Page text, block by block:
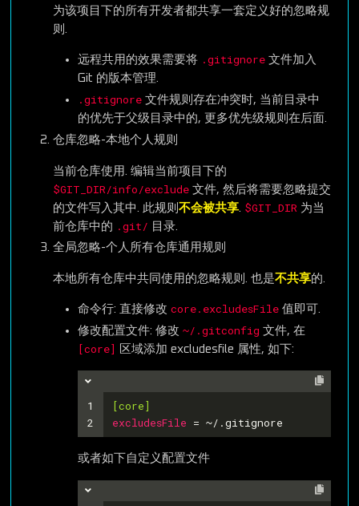
为该项目下的所有开发者都共享一套定义好的忽略规
则.
远程共用的效果需要将 .gitignore文件加入
Git 的版本管理.
.gitignore文件规则存在冲突时, 当前目录中
的优先于父级目录中的, 更多优先级规则在后面.
仓库忽略-本地个人规则
当前仓库使用. 编辑当前项目下的
$GIT_DIR/info/exclude文件, 然后将需要忽略提交
的文件写入其中. 此规则 不会被共享. $GIT_DIR 为当
前仓库中的 .git/ 目录.
全局忽略-个人所有仓库通用规则
本地所有仓库中共同使用的忽略规则. 也是不共享的.
命令行: 直接修改 core.excludesFile值即可.
修改配置文件: 修改 ~/.gitconfig 文件, 在
[core] 区域添加 excludesfile 属性, 如下:
1
2
[core]
excludesFile = ~/.gitignore
或者如下自定义配置文件